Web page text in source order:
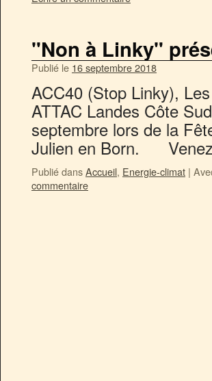
"Non à Linky"
Publié le 16 septembre 2018
ACC40 (Stop Linky),
ATTAC Landes Côte
septembre lors de la
Julien en Born.
Publié dansAccueil, Energie-climat |
commentaire